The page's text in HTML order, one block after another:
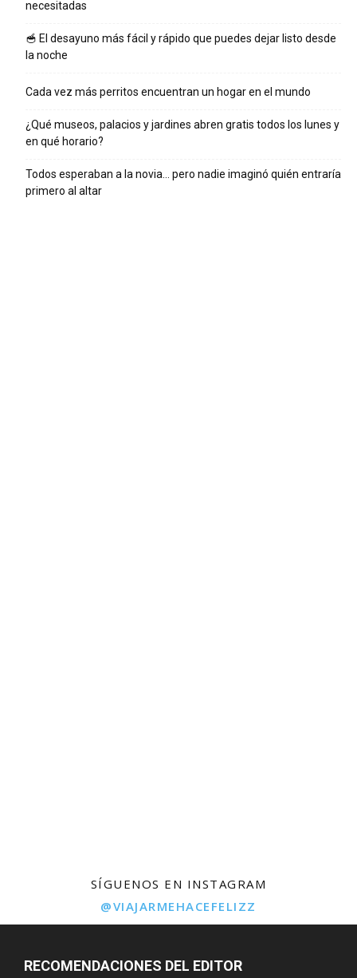
necesitadas
🥣 El desayuno más fácil y rápido que puedes dejar listo desde
la noche
Cada vez más perritos encuentran un hogar en el mundo
¿Qué museos, palacios y jardines abren gratis todos los lunes y
en qué horario?
Todos esperaban a la novia… pero nadie imaginó quién entraría
primero al altar
SÍGUENOS EN INSTAGRAM
@VIAJARMEHACEFELIZZ
RECOMENDACIONES DEL EDITOR